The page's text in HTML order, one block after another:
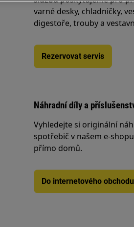
varné desky, chladničky,
digestoře, trouby a
Rezervovat servis
Náhradní díly a
Vyhledejte si originální
spotřebič v našem e-
přímo domů.
Do internetového obchodu